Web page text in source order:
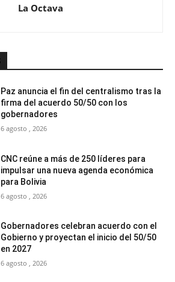
La Octava
Paz anuncia el fin del centralismo tras la
firma del acuerdo 50/50 con los
gobernadores
6 agosto , 2026
CNC reúne a más de 250 líderes para
impulsar una nueva agenda económica
para Bolivia
6 agosto , 2026
Gobernadores celebran acuerdo con el
Gobierno y proyectan el inicio del 50/50
en 2027
6 agosto , 2026